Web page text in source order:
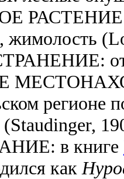
РАСТЕНИЕ
жимолость
от
регионе
(Staudinger,
в книге
как